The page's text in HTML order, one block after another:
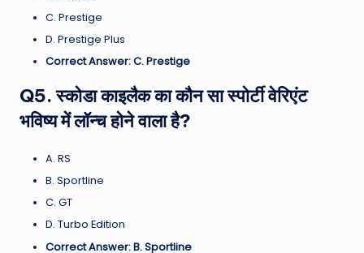
C. Prestige
D. Prestige Plus
Correct Answer: C. Prestige
Q5. स्कोडा काइलैक का कौन सा स्पोर्टी वेरिएंट
भविष्य में लॉन्च होने वाला है?
A. RS
B. Sportline
C. GT
D. Turbo Edition
Correct Answer: B. Sportline